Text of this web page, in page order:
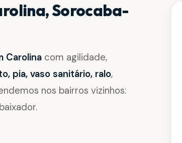
Sorocaba-
Carolina com agilidade,
pia, vaso sanitário, ralo,
nos bairros vizinhos: